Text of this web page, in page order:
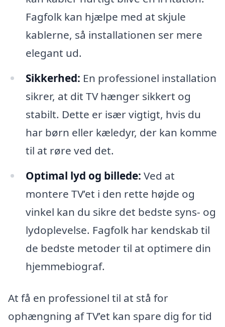
Fagfolk kan hjælpe med at skjule
kablerne, så installationen ser mere
elegant ud.
Sikkerhed: En professionel installation
sikrer, at dit TV hænger sikkert og
stabilt. Dette er især vigtigt, hvis du
har børn eller kæledyr, der kan komme
til at røre ved det.
Optimal lyd og billede: Ved at
montere TV’et i den rette højde og
vinkel kan du sikre det bedste syns- og
lydoplevelse. Fagfolk har kendskab til
de bedste metoder til at optimere din
hjemmebiograf.
At få en professionel til at stå for
ophængning af TV’et kan spare dig for tid